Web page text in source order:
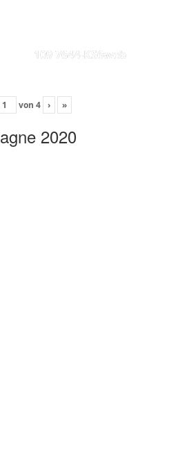
109 7644-KS6web
von 4 › »
2020